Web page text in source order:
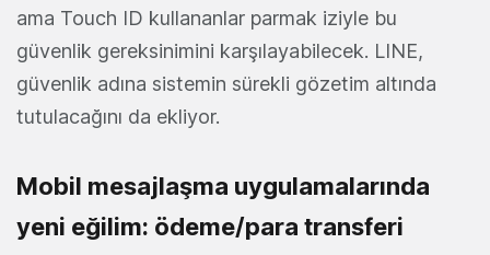
ama Touch ID kullananlar parmak iziyle bu
güvenlik gereksinimini karşılayabilecek. LINE,
güvenlik adına sistemin sürekli gözetim altında
tutulacağını da ekliyor.
Mobil mesajlaşma uygulamalarında
yeni eğilim: ödeme/para transferi